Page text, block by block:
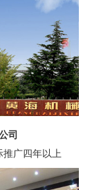
司
推广四年以上